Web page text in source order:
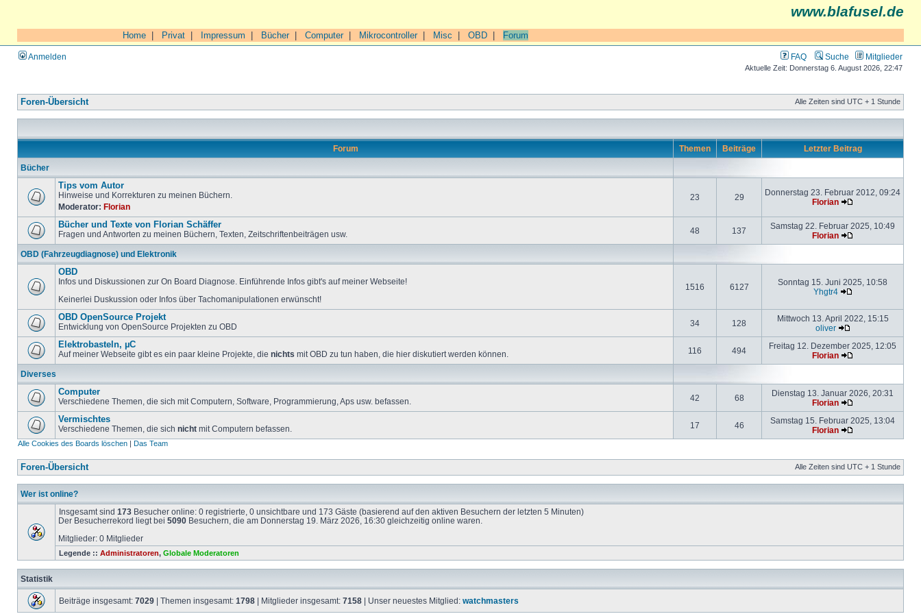
www.blafusel.de
Home Privat Impressum Bücher| Computer| Mikrocontroller| Misc OBD Forum
Anmelden FAQ Suche Mitglieder
Aktuelle Zeit: Donnerstag 6. August 2026, 22:47
Foren-Übersicht Alle Zeiten sind UTC + 1 Stunde
Forum Themen Beiträge Letzter Beitrag
Bücher
Tips vom Autor
Hinweise und Korrekturen zu meinen Büchern.
Moderator: Florian
23 29
Donnerstag 23. Februar 2012, 09:24
Florian
Bücher und Texte von Florian Schäffer
Fragen und Antworten zu meinen Büchern, Texten, Zeitschriftenbeiträgen usw. 48 137
Samstag 22. Februar 2025, 10:49
Florian
OBD (Fahrzeugdiagnose) und Elektronik
OBD
Infos und Diskussionen zur On Board Diagnose. Einführende Infos gibt's auf meiner Webseite!
Keinerlei Duskussion oder Infos über Tachomanipulationen erwünscht!
1516 6127
Sonntag 15. Juni 2025, 10:58
Yhgtr4
OBD OpenSource Projekt
Entwicklung von OpenSource Projekten zu OBD 34 128
Mittwoch 13. April 2022, 15:15
oliver
Elektrobasteln, µC
Auf meiner Webseite gibt es ein paar kleine Projekte, die nichts mit OBD zu tun haben, die hier diskutiert werden können. 116 494
Freitag 12. Dezember 2025, 12:05
Florian
Diverses
Computer
Verschiedene Themen, die sich mit Computern, Software, Programmierung, Aps usw. befassen. 42 68
Dienstag 13. Januar 2026, 20:31
Florian
Vermischtes
Verschiedene Themen, die sich nicht mit Computern befassen. 17 46
Samstag 15. Februar 2025, 13:04
Florian
Alle Cookies des Boards löschen | Das Team
Foren-Übersicht Alle Zeiten sind UTC + 1 Stunde
Wer ist online?
Insgesamt sind 173 Besucher online: 0 registrierte, 0 unsichtbare und 173 Gäste (basierend auf den aktiven Besuchern der letzten 5 Minuten)
Der Besucherrekord liegt bei 5090 Besuchern, die am Donnerstag 19. März 2026, 16:30 gleichzeitig online waren.
Mitglieder: 0 Mitglieder
Legende :: Administratoren, Globale Moderatoren
Statistik
Beiträge insgesamt: 7029 | Themen insgesamt: 1798 | Mitglieder insgesamt: 7158 | Unser neuestes Mitglied: watchmasters